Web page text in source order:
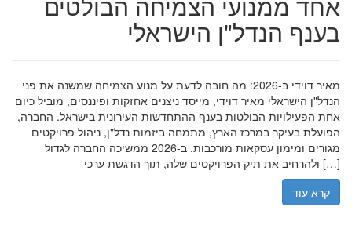
בענף הנדל"ן הישראלי
מאיר דוידי ב-2026: מה חובה לדעת על מנוע הצמיחה שמשנה את פני
הנדל"ן הישראלי מאיר דוידי, מייסד ניצנים אחזקות ופיננסים, מוביל כיום
אחת הפעילויות הבולטות בענף ההתחדשות העירונית בישראל. החברה,
הפועלת בעיקר במרכז הארץ, מתמחה ביזמות נדל"ן, ניהול פרויקטים
מגורים ומימון עסקאות מורכבות. ב-2026 ממשיכה החברה לגדול
ולהרחיב את תיק הפרויקטים שלה, תוך הדגשת ערכי […]
קרא עוד